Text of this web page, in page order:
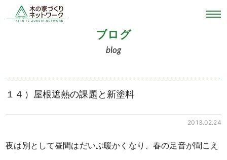
ブログ
blog
１４）屋根遮熱の課題と新塗料
2013.02.24
夜は別として昼間はだいぶ暖かくなり、春の足音が聞こえ